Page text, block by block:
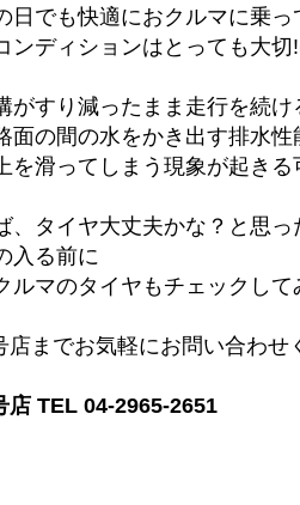
日でも快適におクルマに乗っ
ンディションはとっても大切
がすり減ったまま走行を続け
面の間の水をかき出す排水性
を滑ってしまう現象が起きる
、タイヤ大丈夫かな？と思っ
入る前に
ルマのタイヤもチェックして
店までお気軽にお問い合わせ
店 TEL 04-2965-2651